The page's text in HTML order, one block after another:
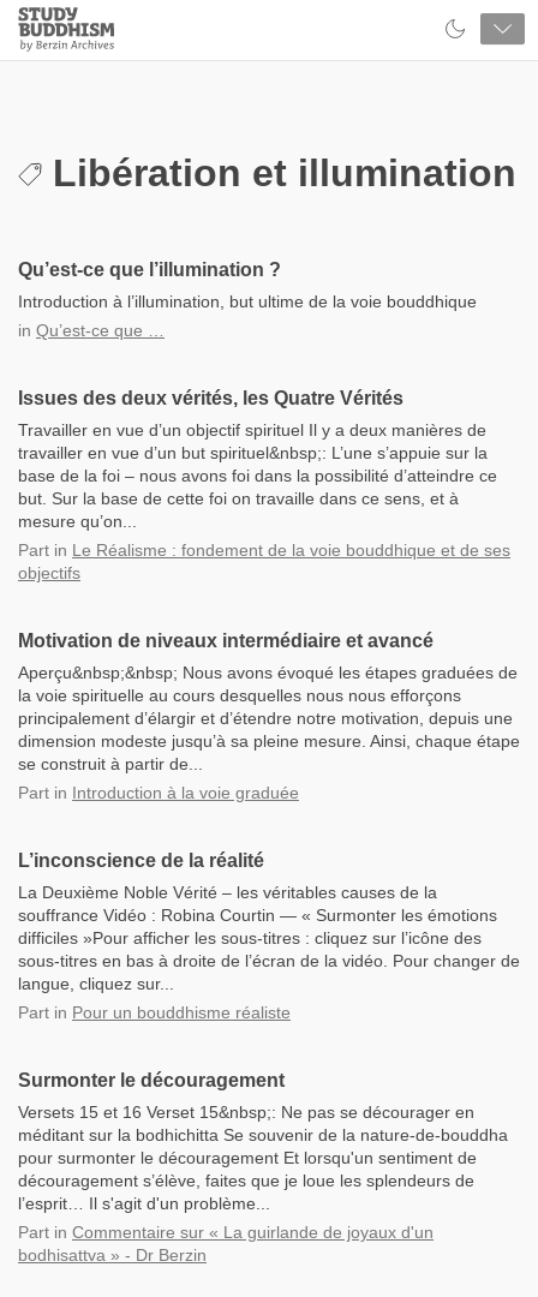
Close
Study
Buddhism
Libération et illumination
Qu’est-ce que l’illumination ?
Introduction à l’illumination, but ultime de la voie bouddhique
in Qu’est-ce que …
Issues des deux vérités, les Quatre Vérités
Travailler en vue d’un objectif spirituel Il y a deux manières de
travailler en vue d’un but spirituel&nbsp;: L’une s’appuie sur la
base de la foi – nous avons foi dans la possibilité d’atteindre ce
but. Sur la base de cette foi on travaille dans ce sens, et à
mesure qu’on...
Part in Le Réalisme : fondement de la voie bouddhique et de ses
objectifs
Motivation de niveaux intermédiaire et avancé
Aperçu&nbsp;&nbsp; Nous avons évoqué les étapes graduées de
la voie spirituelle au cours desquelles nous nous efforçons
principalement d’élargir et d’étendre notre motivation, depuis une
dimension modeste jusqu’à sa pleine mesure. Ainsi, chaque étape
se construit à partir de...
Part in Introduction à la voie graduée
L’inconscience de la réalité
La Deuxième Noble Vérité – les véritables causes de la
souffrance Vidéo : Robina Courtin — « Surmonter les émotions
difficiles »Pour afficher les sous-titres : cliquez sur l’icône des
sous-titres en bas à droite de l’écran de la vidéo. Pour changer de
langue, cliquez sur...
Part in Pour un bouddhisme réaliste
Surmonter le découragement
Versets 15 et 16 Verset 15&nbsp;: Ne pas se décourager en
méditant sur la bodhichitta Se souvenir de la nature-de-bouddha
pour surmonter le découragement Et lorsqu'un sentiment de
découragement s’élève, faites que je loue les splendeurs de
l’esprit… Il s'agit d'un problème...
Part in Commentaire sur « La guirlande de joyaux d'un
bodhisattva » - Dr Berzin